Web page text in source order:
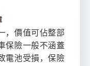
，價值可佔整部
保險一般不涵蓋
電池受損，保險